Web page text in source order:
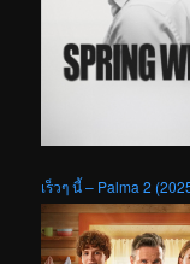
เร็วๆ นี้ – Palma 2